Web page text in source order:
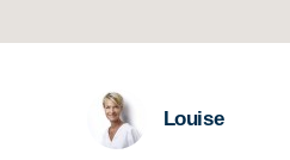
Louise